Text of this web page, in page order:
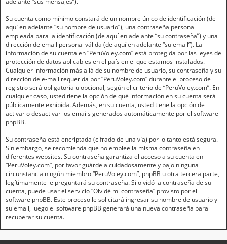
Su cuenta como mínimo constará de un nombre único de identificación (de
aquí en adelante “su nombre de usuario”), una contraseña personal
empleada para la identificación (de aquí en adelante “su contraseña”) y una
dirección de email personal válida (de aquí en adelante “su email”). La
información de su cuenta en “PeruVoley.com” está protegida por las leyes de
protección de datos aplicables en el país en el que estamos instalados.
Cualquier información más allá de su nombre de usuario, su contraseña y su
dirección de e-mail requerida por “PeruVoley.com” durante el proceso de
registro será obligatoria u opcional, según el criterio de “PeruVoley.com”. En
cualquier caso, usted tiene la opción de qué información en su cuenta será
públicamente exhibida. Además, en su cuenta, usted tiene la opción de
activar o desactivar los emails generados automáticamente por el software
phpBB.
Su contraseña está encriptada (cifrado de una vía) por lo tanto está segura.
Sin embargo, se recomienda que no emplee la misma contraseña en
diferentes websites. Su contraseña garantiza el acceso a su cuenta en
“PeruVoley.com”, por favor guárdela cuidadosamente y bajo ninguna
circunstancia ningún miembro “PeruVoley.com”, phpBB u otra tercera parte,
legítimamente le preguntará su contraseña. Si olvidó la contraseña de su
cuenta, puede usar el servicio “Olvidé mi contraseña” provisto por el
software phpBB. Este proceso le solicitará ingresar su nombre de usuario y
su email, luego el software phpBB generará una nueva contraseña para
recuperar su cuenta.